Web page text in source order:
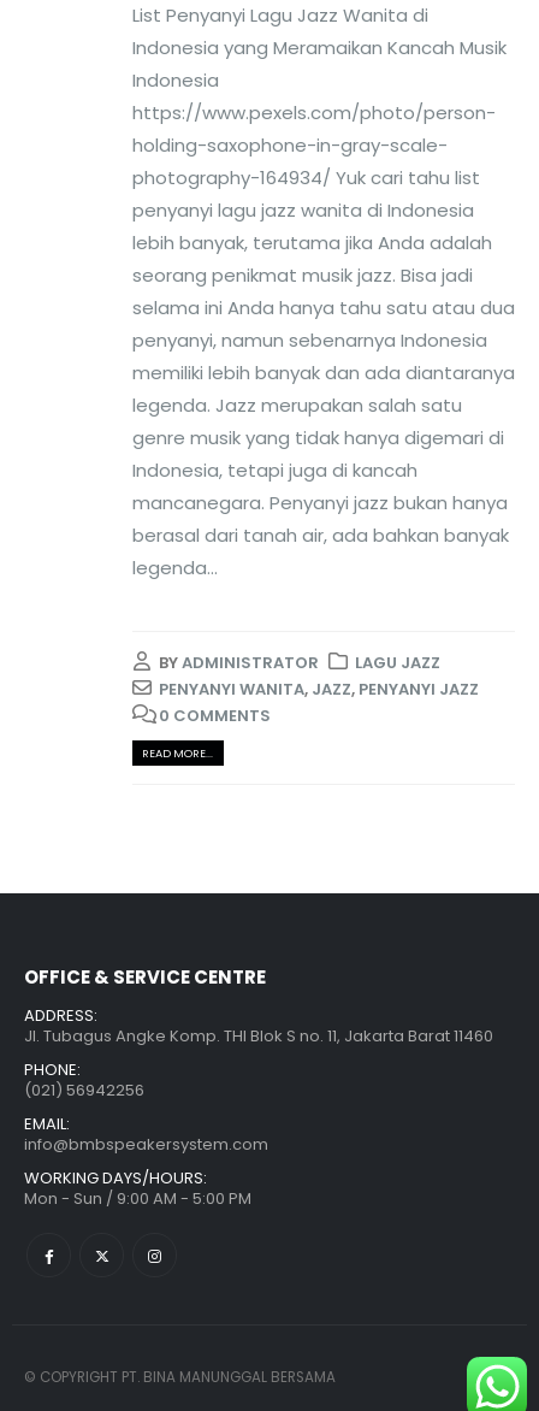
List Penyanyi Lagu Jazz Wanita di
Indonesia yang Meramaikan Kancah Musik
Indonesia
https://www.pexels.com/photo/person-
holding-saxophone-in-gray-scale-
photography-164934/ Yuk cari tahu list
penyanyi lagu jazz wanita di Indonesia
lebih banyak, terutama jika Anda adalah
seorang penikmat musik jazz. Bisa jadi
selama ini Anda hanya tahu satu atau dua
penyanyi, namun sebenarnya Indonesia
memiliki lebih banyak dan ada diantaranya
legenda. Jazz merupakan salah satu
genre musik yang tidak hanya digemari di
Indonesia, tetapi juga di kancah
mancanegara. Penyanyi jazz bukan hanya
berasal dari tanah air, ada bahkan banyak
legenda...
BYADMINISTRATOR
LAGU JAZZ
PENYANYI WANITA, JAZZ, PENYANYI JAZZ
0 COMMENTS
READ MORE...
OFFICE & SERVICE CENTRE
ADDRESS:
Jl. Tubagus Angke Komp. THI Blok S no. 11, Jakarta Barat 11460
PHONE:
(021) 56942256
EMAIL:
info@bmbspeakersystem.com
WORKING DAYS/HOURS:
Mon - Sun / 9:00 AM - 5:00 PM
© COPYRIGHT PT. BINA MANUNGGAL BERSAMA